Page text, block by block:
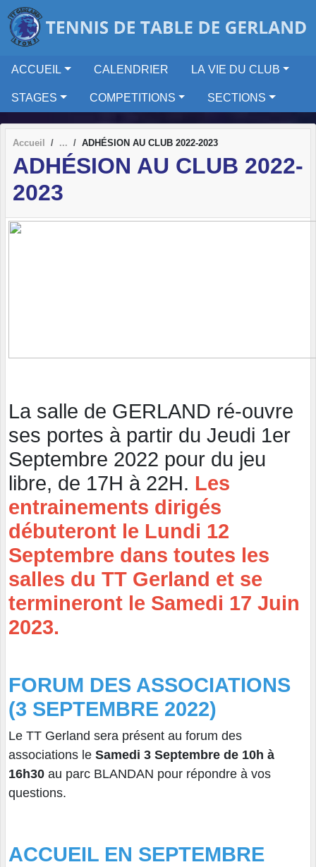
ACCUEIL CALENDRIER LA VIE DU CLUB
STAGES COMPETITIONS SECTIONS
Accueil ADHÉSION AU CLUB 2022-2023
ADHÉSION AU CLUB 2022-
2023
La salle de GERLAND ré-ouvre
ses portes à partir du Jeudi 1er
Septembre 2022 pour du jeu
libre, de 17H à 22H. Les
entrainements dirigés
débuteront le Lundi 12
Septembre dans toutes les
salles du TT Gerland et se
termineront le Samedi 17 Juin
2023.
FORUM DES ASSOCIATIONS
(3 SEPTEMBRE 2022)
Le TT Gerland sera présent au forum des
associations le Samedi 3 Septembre de 10h à
16h30 au parc BLANDAN pour répondre à vos
questions.
ACCUEIL EN SEPTEMBRE
Panneau de gestion des cookies